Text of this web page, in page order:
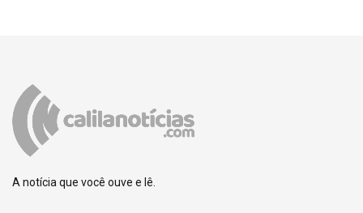
A notícia que você ouve e lê.